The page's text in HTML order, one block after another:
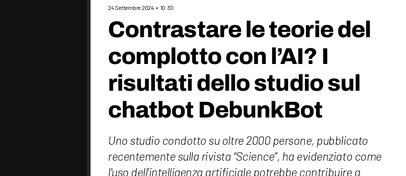
24 Settembre 2024 10:30
Contrastare le teorie del
complotto con l’AI? I
risultati dello studio sul
chatbot DebunkBot
Uno studio condotto su oltre 2000 persone, pubblicato
recentemente sulla rivista “Science”, ha evidenziato come
l'uso dell'intelligenza artificiale potrebbe contribuire a